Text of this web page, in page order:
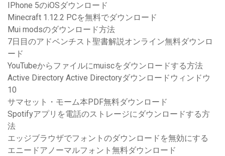
IPhone 5のiOSダウンロード
Minecraft 1.12.2 PCを無料でダウンロード
Mui modsのダウンロード方法
7日目のアドベンチスト聖書解説オンライン無料ダウンロ
ード
YouTubeからファイルにmuiscをダウンロードする方法
Active Directory Active Directoryダウンロードウィンドウ
10
サマセット・モーム本PDF無料ダウンロード
Spotifyアプリを電話のストレージにダウンロードする方
法
エッジブラウザでフォントのダウンロードを無効にする
エニードアノーマルフォント無料ダウンロード